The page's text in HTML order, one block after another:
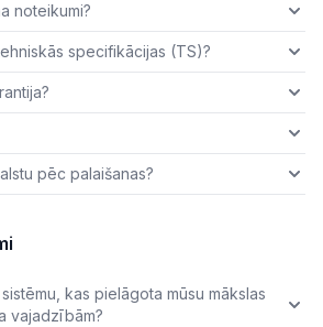
noteikumi?
specifikācijas (TS)?
pēc palaišanas?
kas pielāgota mūsu mākslas
vajadzībām?